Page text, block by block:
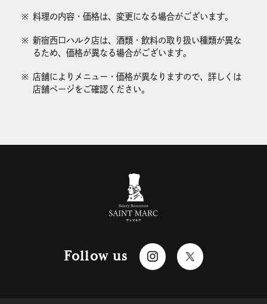
※ 料理の内容・価格は、変更になる場合がございます。
※ 新宿西口ハルク店は、酒類・飲料の取り扱い種類が異な
るため、価格が異なる場合がございます。
※ 店舗によりメニュー・価格が異なりますので、詳しくは
店舗ページをご確認ください。
Follow us